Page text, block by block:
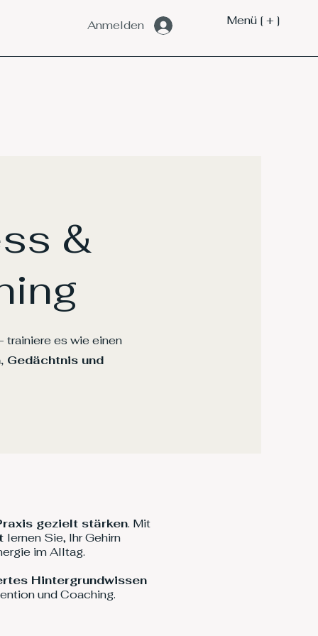
Menü [ + ]
Anmelden
&
trainiere es wie einen
Gedächtnis und
gezielt stärken. Mit
lernen Sie, Ihr Gehirn
im Alltag.
Hintergrundwissen
und Coaching.